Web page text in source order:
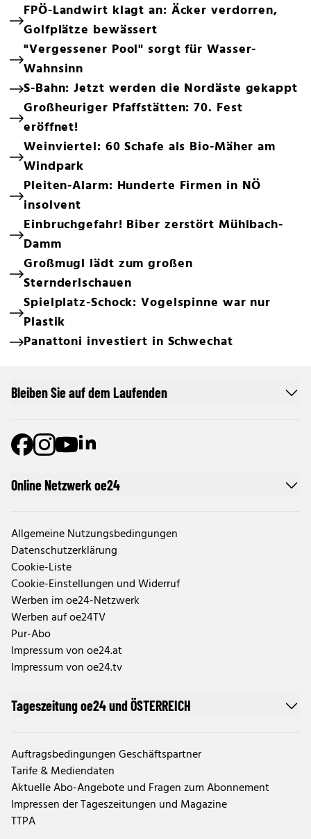
FPÖ-Landwirt klagt an: Äcker verdorren,
Golfplätze bewässert
"Vergessener Pool" sorgt für Wasser-
Wahnsinn
S-Bahn: Jetzt werden die Nordäste gekappt
Großheuriger Pfaffstätten: 70. Fest
eröffnet!
Weinviertel: 60 Schafe als Bio-Mäher am
Windpark
Pleiten-Alarm: Hunderte Firmen in NÖ
insolvent
Einbruchgefahr! Biber zerstört Mühlbach-
Damm
Großmugl lädt zum großen
Sternderlschauen
Spielplatz-Schock: Vogelspinne war nur
Plastik
Panattoni investiert in Schwechat
Online Netzwerk oe24
Allgemeine Nutzungsbedingungen
Datenschutzerklärung
Cookie-Liste
Cookie-Einstellungen und Widerruf
Werben im oe24-Netzwerk
Werben auf oe24TV
Pur-Abo
Impressum von oe24.at
Impressum von oe24.tv
Tageszeitung oe24 und ÖSTERREICH
Auftragsbedingungen Geschäftspartner
Tarife & Mediendaten
Aktuelle Abo-Angebote und Fragen zum Abonnement
Impressen der Tageszeitungen und Magazine
TTPA
Bleiben Sie auf dem Laufenden